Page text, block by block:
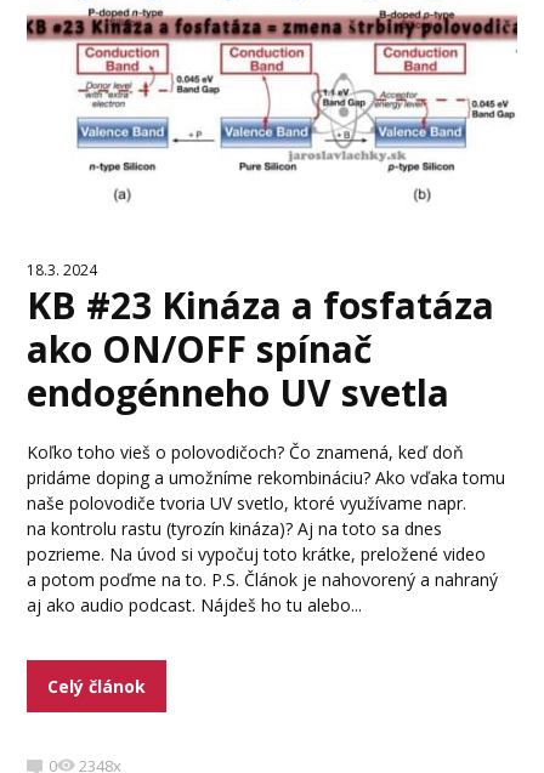
18.3. 2024
KB #23 Kináza a fosfatáza
ako ON/OFF spínač
endogénneho UV svetla
Koľko toho vieš o polovodičoch? Čo znamená, keď doň
pridáme doping a umožníme rekombináciu? Ako vďaka tomu
naše polovodiče tvoria UV svetlo, ktoré využívame napr.
na kontrolu rastu (tyrozín kináza)? Aj na toto sa dnes
pozrieme. Na úvod si vypočuj toto krátke, preložené video
a potom poďme na to. P.S. Článok je nahovorený a nahraný
aj ako audio podcast. Nájdeš ho tu alebo...
Celý článok
0 2348x